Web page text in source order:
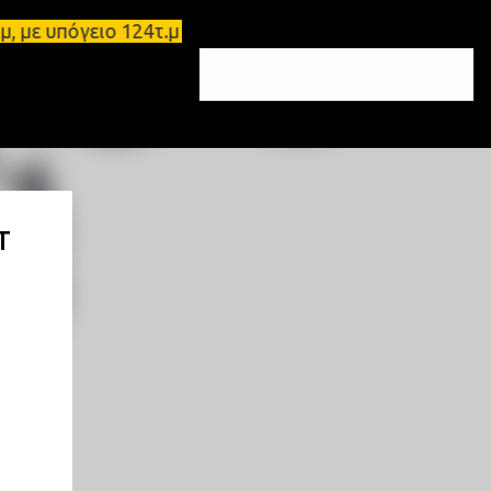
124τ.μ και πατάρι 48 τ.μ Σπάρτη -